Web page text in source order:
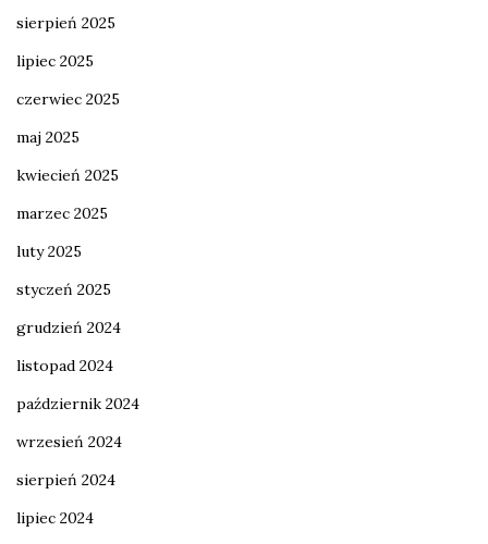
sierpień 2025
lipiec 2025
czerwiec 2025
maj 2025
kwiecień 2025
marzec 2025
luty 2025
styczeń 2025
grudzień 2024
listopad 2024
październik 2024
wrzesień 2024
sierpień 2024
lipiec 2024